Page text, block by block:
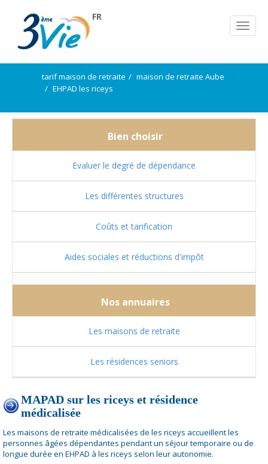
FR
tarif maison de retraite
maison de retraite Aube
EHPAD les riceys
Bien choisir
Evaluer le degré de dépendance
Les différentes structures
Coûts et tarification
Aides sociales et réductions d'impôt
Nos annuaires
Les maisons de retraite
Les résidences seniors
MAPAD sur les riceys et résidence
médicalisée
Les maisons de retraite médicalisées de les riceys accueillent les
personnes âgées dépendantes pendant un séjour temporaire ou de
longue durée en EHPAD à les riceys selon leur autonomie.